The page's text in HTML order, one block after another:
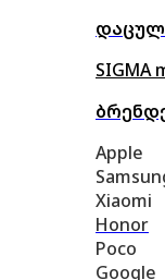
SIGMA
Apple
Xiaomi
Honor
Poco
Google